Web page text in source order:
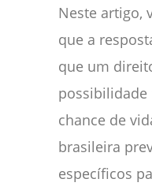
Neste artigo,
que a
que um
possibilidade
chance de
brasileira
específicos